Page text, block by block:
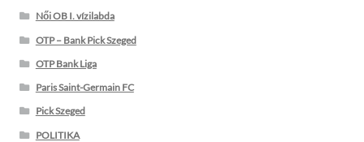
Női OB I. vízilabda
OTP – Bank Pick Szeged
OTP Bank Liga
Paris Saint-Germain FC
Pick Szeged
POLITIKA